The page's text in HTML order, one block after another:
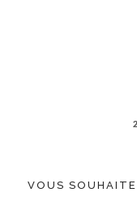
2
VOUS